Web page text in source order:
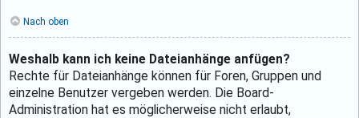
Nach oben
Weshalb kann ich keine Dateianhänge anfügen?
Rechte für Dateianhänge können für Foren, Gruppen und
einzelne Benutzer vergeben werden. Die Board-
Administration hat es möglicherweise nicht erlaubt,